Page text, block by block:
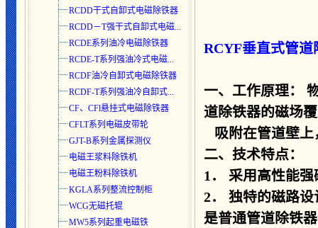
RCDD干式自卸式电磁除铁器
RCDD－T强干式自卸式电磁...
RCDE系列油冷电磁除铁器
RCDE-T系列强油冷式电磁...
RCDF油冷自卸式电磁除铁器
RCDF-T系列强油冷自卸式...
CF、CFl悬挂式电磁除铁器
CFLT系列电磁皮带轮
GJT-B系列金属探测仪
电磁王浆料除铁机
电磁王粉料除铁机
KGLA系列整流控制柜
WCG无磁托辊
MW5系列起重电磁铁
RCYF垂直式管道
一、工作原理：
道除铁器的磁场
吸附在管道壁上
二、技术特点：
1． 采用高性能
2． 独特的磁路
是普通管道除铁